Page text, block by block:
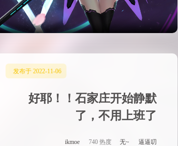
发布于 2022-11-06
好耶！！石家庄开始静默
了，不用上班了
ikmoe 740 热度 无~ 逼逼叨